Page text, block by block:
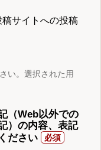
サイトへの投稿
い。選択された用
（Web以外での
）の内容、表記
ださい